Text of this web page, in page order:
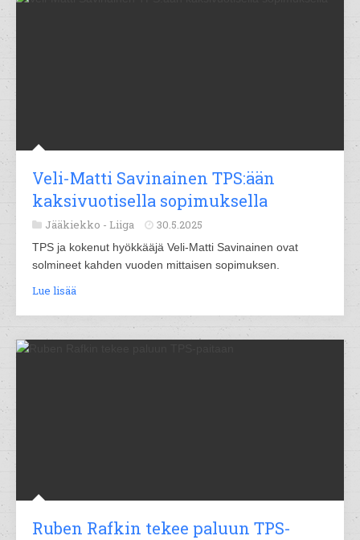
Veli-Matti Savinainen TPS:ään
kaksivuotisella sopimuksella
Jääkiekko - Liiga 30.5.2025
TPS ja kokenut hyökkääjä Veli-Matti Savinainen ovat
solmineet kahden vuoden mittaisen sopimuksen.
Lue lisää
Ruben Rafkin tekee paluun TPS-